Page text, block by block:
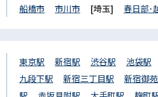
船橋市
市川市 [埼玉] 春日部･
東京駅 新宿駅 渋谷駅 池袋駅
九段下駅
新宿三丁目駅 新宿御